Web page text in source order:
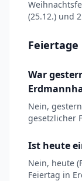
(25.12.) und
Feiertage
War
Nein,
gesetzlicher
Ist heute
Nein, heute
Feiertag in